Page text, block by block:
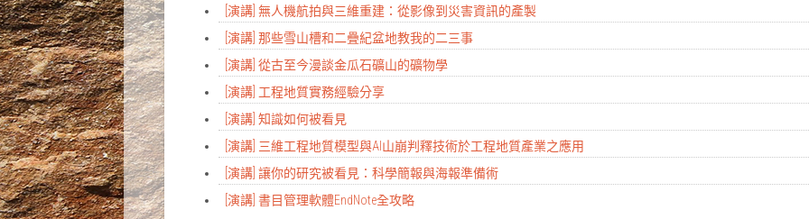
[演講] 無人機航拍與三維重建：從影像到災害資訊的產製
[演講] 那些雪山槽和二疊紀盆地教我的二三事
[演講] 從古至今漫談金瓜石礦山的礦物學
[演講] 工程地質實務經驗分享
[演講] 知識如何被看見
[演講] 三維工程地質模型與AI山崩判釋技術於工程地質產業之應用
[演講] 讓你的研究被看見：科學簡報與海報準備術
[演講] 書目管理軟體EndNote全攻略